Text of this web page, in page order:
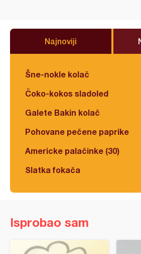
Najnoviji
Šne-nokle kolač
Čoko-kokos sladoled
Galete Bakin kolač
Pohovane pečene paprike
Americke palačinke (30)
Slatka fokača
Isprobao sam